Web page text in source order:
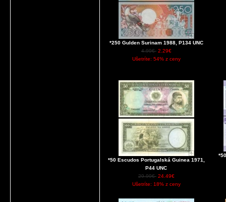
*250 Gulden Surinam 1988, P134 UNC
4.99€ 2.29€
Ušetríte: 54% z ceny
*50 Escudos Portugalská Guinea 1971,
P44 UNC
29.99€ 24.49€
Ušetríte: 18% z ceny